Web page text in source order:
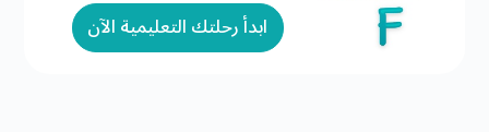
ابدأ رحلتك التعليمية الآن